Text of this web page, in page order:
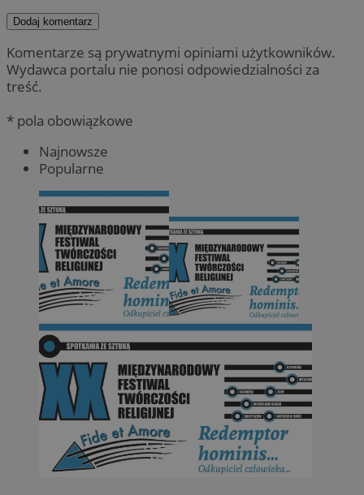
Dodaj komentarz
Komentarze są prywatnymi opiniami użytkowników.
Wydawca portalu nie ponosi odpowiedzialności za
treść.
* pola obowiązkowe
Najnowsze
Popularne